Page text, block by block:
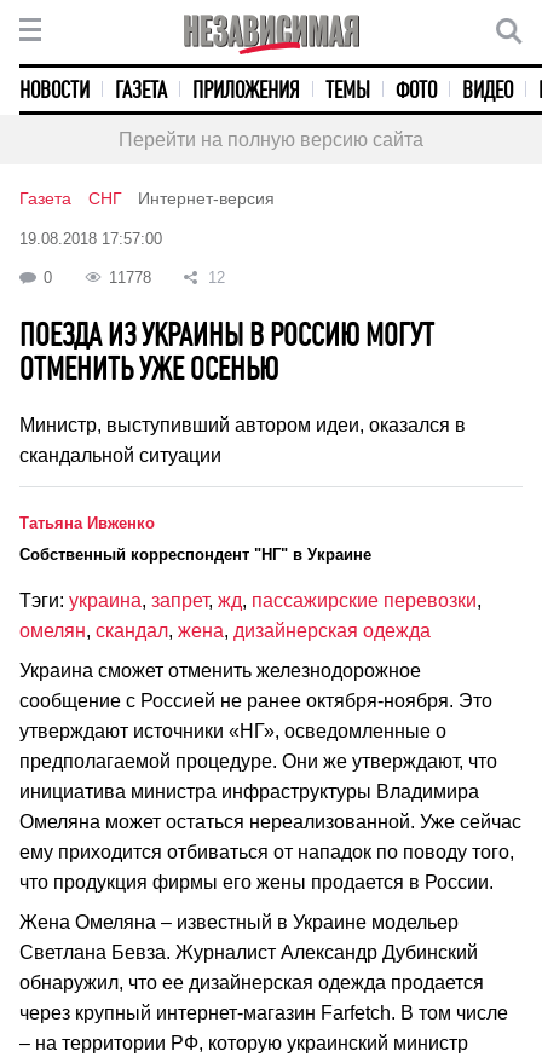
НОВОСТИ ГАЗЕТА ПРИЛОЖЕНИЯ ТЕМЫ ФОТО ВИДЕО
Перейти на полную версию сайта
Газета СНГ Интернет-версия
19.08.2018 17:57:00
0 11778 12
ПОЕЗДА ИЗ УКРАИНЫ В РОССИЮ МОГУТ
ОТМЕНИТЬ УЖЕ ОСЕНЬЮ
Министр, выступивший автором идеи, оказался в
скандальной ситуации
Татьяна Ивженко
Cобственный корреспондент "НГ" в Украине
Тэги: украина, запрет, жд, пассажирские перевозки,
омелян, скандал, жена, дизайнерская одежда
Украина сможет отменить железнодорожное
сообщение с Россией не ранее октября-ноября. Это
утверждают источники «НГ», осведомленные о
предполагаемой процедуре. Они же утверждают, что
инициатива министра инфраструктуры Владимира
Омеляна может остаться нереализованной. Уже сейчас
ему приходится отбиваться от нападок по поводу того,
что продукция фирмы его жены продается в России.
Жена Омеляна – известный в Украине модельер
Светлана Бевза. Журналист Александр Дубинский
обнаружил, что ее дизайнерская одежда продается
через крупный интернет-магазин Farfetch. В том числе
– на территории РФ, которую украинский министр